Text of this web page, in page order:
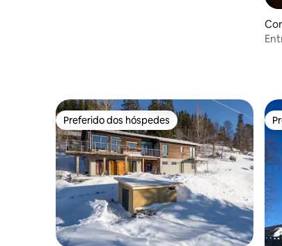
Preferido dos hóspedes
Preferido dos hóspedes